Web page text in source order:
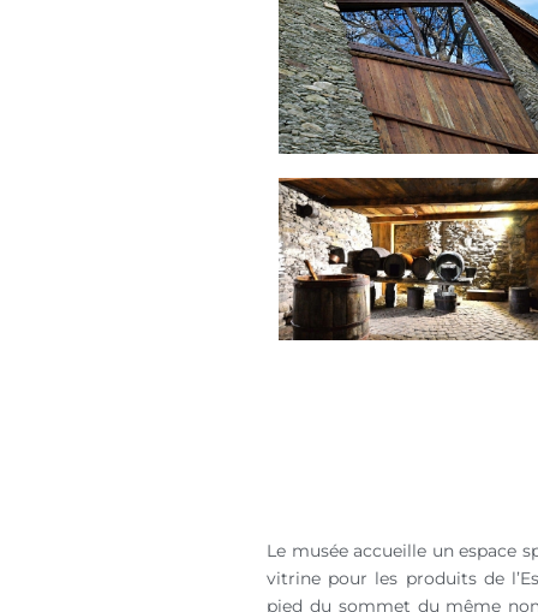
Le musée accueille un espace
vitrine pour les produits de
pied du sommet du même